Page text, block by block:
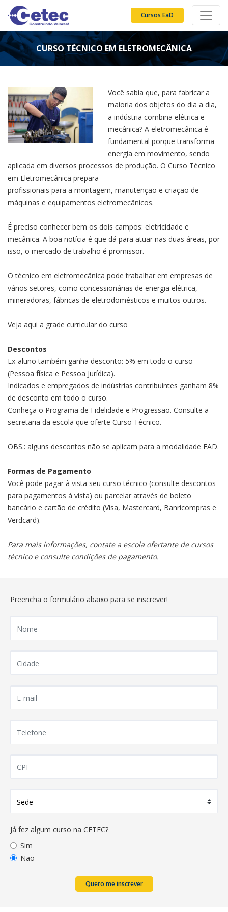
Cursos EaD
CURSO TÉCNICO EM ELETROMECÂNICA
Você sabia que, para fabricar a
maioria dos objetos do dia a dia,
a indústria combina elétrica e
mecânica? A eletromecânica é
fundamental porque transforma
energia em movimento, sendo
aplicada em diversos processos de produção. O Curso Técnico
em Eletromecânica prepara
profissionais para a montagem, manutenção e criação de
máquinas e equipamentos eletromecânicos.
É preciso conhecer bem os dois campos: eletricidade e
mecânica. A boa notícia é que dá para atuar nas duas áreas, por
isso, o mercado de trabalho é promissor.
O técnico em eletromecânica pode trabalhar em empresas de
vários setores, como concessionárias de energia elétrica,
mineradoras, fábricas de eletrodomésticos e muitos outros.
Veja aqui a grade curricular do curso
Descontos
Ex-aluno também ganha desconto: 5% em todo o curso
(Pessoa física e Pessoa Jurídica).
Indicados e empregados de indústrias contribuintes ganham 8%
de desconto em todo o curso.
Conheça o Programa de Fidelidade e Progressão. Consulte a
secretaria da escola que oferte Curso Técnico.
OBS.: alguns descontos não se aplicam para a modalidade EAD.
Formas de Pagamento
Você pode pagar à vista seu curso técnico (consulte descontos
para pagamentos à vista) ou parcelar através de boleto
bancário e cartão de crédito (Visa, Mastercard, Banricompras e
Verdcard).
Para mais informações, contate a escola ofertante de cursos
técnico e consulte condições de pagamento.
Preencha o formulário abaixo para se inscrever!
Já fez algum curso na CETEC?
Sim
Não
Quero me inscrever